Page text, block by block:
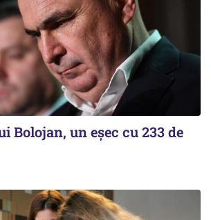
Bolojan, un eșec cu 233 de